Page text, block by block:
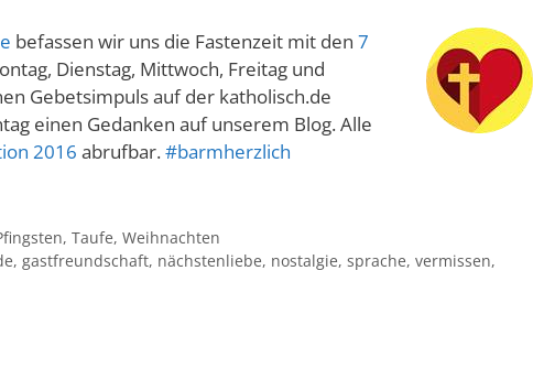
befassen wir uns die Fastenzeit mit den 7
Dienstag, Mittwoch, Freitag und
Gebetsimpuls auf der katholisch.de
einen Gedanken auf unserem Blog. Alle
2016 abrufbar.#barmherzlich
, Taufe, Weihnachten
, gastfreundschaft, nächstenliebe, nostalgie, sprache, vermissen,